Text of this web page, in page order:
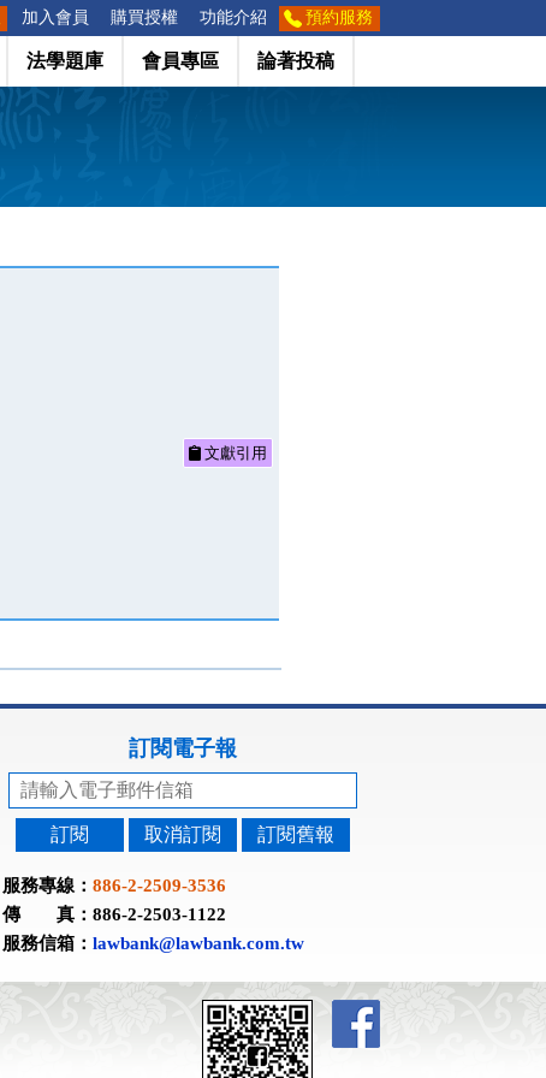
加入會員 購買授權 功能介紹 預約服務
法學題庫 會員專區 論著投稿
文獻引用
訂閱電子報
訂閱 取消訂閱 訂閱舊報
服務專線： 886-2-2509-3536
傳 真：886-2-2503-1122
服務信箱： lawbank@lawbank.com.tw